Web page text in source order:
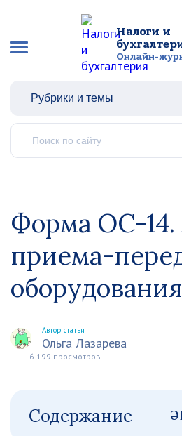
Налоги и
Онлайн-
Рубрики и темы
Форма ОС-14.
приема-
оборудования
Автор статьи
Ольга Лазарева
6 199 просмотров
Содержание